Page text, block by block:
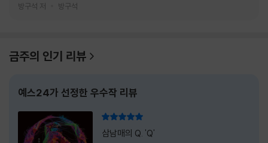
방구석 저 방구석
금주의 인기 리뷰
예스24가 선정한 우수작 리뷰
삼남매의 Q. 'Q'